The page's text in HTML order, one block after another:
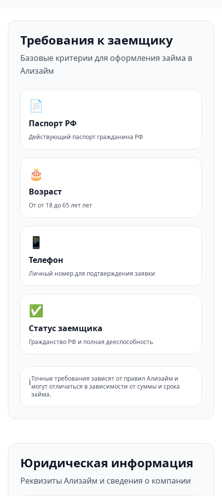
Требования к заемщику
Базовые критерии для оформления займа в
Ализайм
📄
Паспорт РФ
Действующий паспорт гражданина РФ
🎂
Возраст
От от 18 до 65 лет лет
📱
Телефон
Личный номер для подтверждения заявки
✅
Статус заемщика
Гражданство РФ и полная дееспособность
ℹ️Точные требования зависят от правил Ализайм и
могут отличаться в зависимости от суммы и срока
займа.
Юридическая информация
Реквизиты Ализайм и сведения о компании